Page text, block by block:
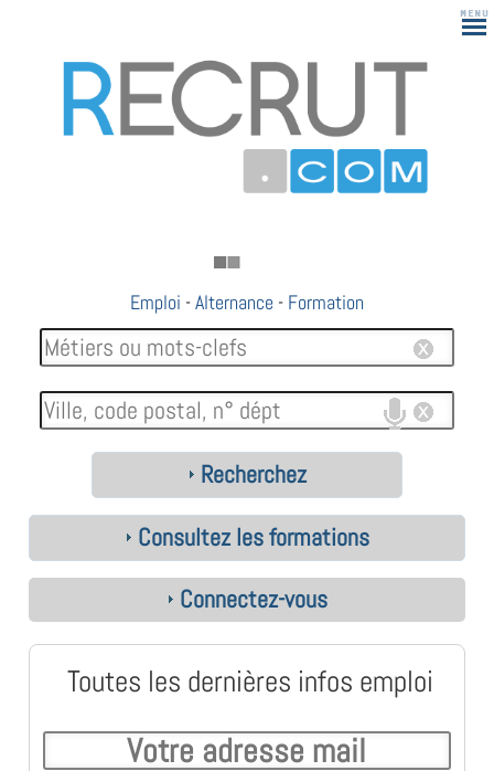
Emploi -Alternance - Formation
Recherchez
Consultez les formations
Connectez-vous
Toutes les dernières infos emploi